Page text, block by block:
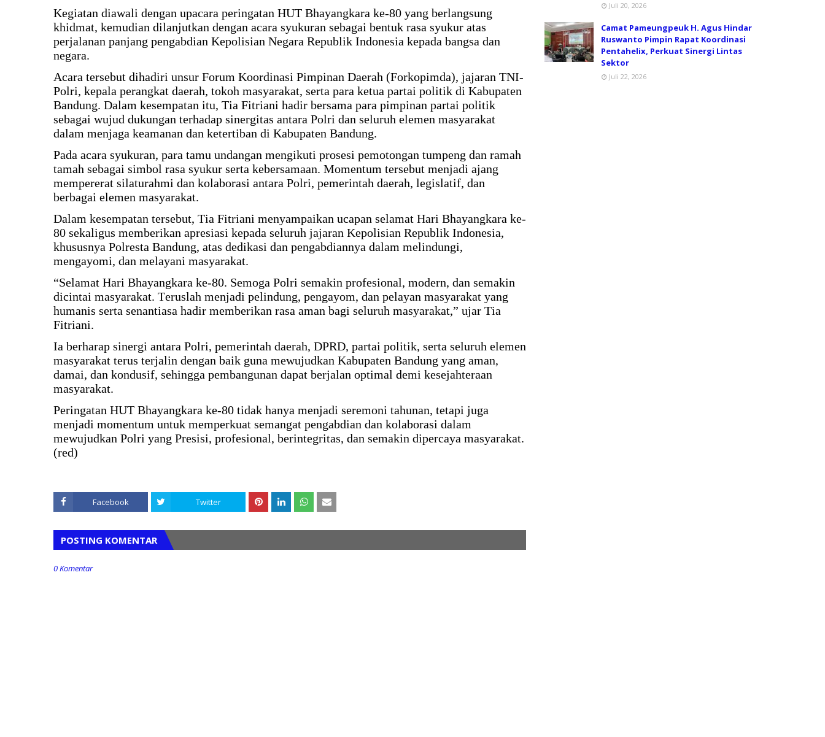
Kegiatan diawali dengan upacara peringatan HUT Bhayangkara ke-80 yang berlangsung
khidmat, kemudian dilanjutkan dengan acara syukuran sebagai bentuk rasa syukur atas
perjalanan panjang pengabdian Kepolisian Negara Republik Indonesia kepada bangsa dan
negara.
Acara tersebut dihadiri unsur Forum Koordinasi Pimpinan Daerah (Forkopimda), jajaran TNI-
Polri, kepala perangkat daerah, tokoh masyarakat, serta para ketua partai politik di Kabupaten
Bandung. Dalam kesempatan itu, Tia Fitriani hadir bersama para pimpinan partai politik
sebagai wujud dukungan terhadap sinergitas antara Polri dan seluruh elemen masyarakat
dalam menjaga keamanan dan ketertiban di Kabupaten Bandung.
Pada acara syukuran, para tamu undangan mengikuti prosesi pemotongan tumpeng dan ramah
tamah sebagai simbol rasa syukur serta kebersamaan. Momentum tersebut menjadi ajang
mempererat silaturahmi dan kolaborasi antara Polri, pemerintah daerah, legislatif, dan
berbagai elemen masyarakat.
Dalam kesempatan tersebut, Tia Fitriani menyampaikan ucapan selamat Hari Bhayangkara ke-
80 sekaligus memberikan apresiasi kepada seluruh jajaran Kepolisian Republik Indonesia,
khususnya Polresta Bandung, atas dedikasi dan pengabdiannya dalam melindungi,
mengayomi, dan melayani masyarakat.
“Selamat Hari Bhayangkara ke-80. Semoga Polri semakin profesional, modern, dan semakin
dicintai masyarakat. Teruslah menjadi pelindung, pengayom, dan pelayan masyarakat yang
humanis serta senantiasa hadir memberikan rasa aman bagi seluruh masyarakat,” ujar Tia
Fitriani.
Ia berharap sinergi antara Polri, pemerintah daerah, DPRD, partai politik, serta seluruh elemen
masyarakat terus terjalin dengan baik guna mewujudkan Kabupaten Bandung yang aman,
damai, dan kondusif, sehingga pembangunan dapat berjalan optimal demi kesejahteraan
masyarakat.
Peringatan HUT Bhayangkara ke-80 tidak hanya menjadi seremoni tahunan, tetapi juga
menjadi momentum untuk memperkuat semangat pengabdian dan kolaborasi dalam
mewujudkan Polri yang Presisi, profesional, berintegritas, dan semakin dipercaya masyarakat.
(red)
Facebook Twitter
POSTING KOMENTAR
0 Komentar
Juli 20, 2026
Camat Pameungpeuk H. Agus Hindar
Ruswanto Pimpin Rapat Koordinasi
Pentahelix, Perkuat Sinergi Lintas
Sektor
Juli 22, 2026